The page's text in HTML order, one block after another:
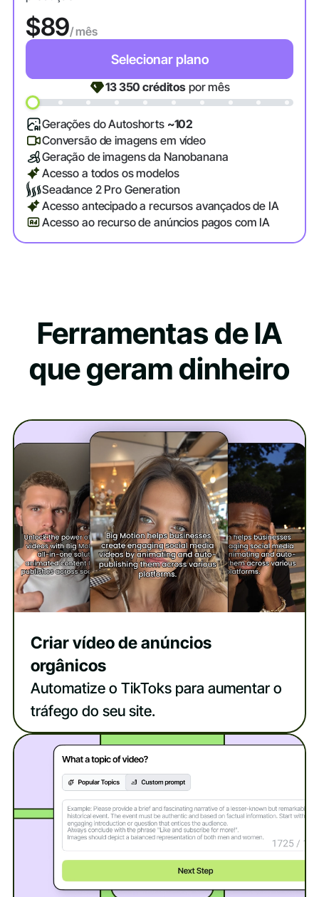
$89/ mês
Selecionar plano
13 350 créditos por mês
Gerações do Autoshorts ~102
Conversão de imagens em vídeo
Geração de imagens da Nanobanana
Acesso a todos os modelos
Seadance 2 Pro Generation
Acesso antecipado a recursos avançados de IA
Acesso ao recurso de anúncios pagos com IA
Ferramentas de IA
que geram dinheiro
Criar vídeo de anúncios
orgânicos
Automatize o TikToks para aumentar o
tráfego do seu site.